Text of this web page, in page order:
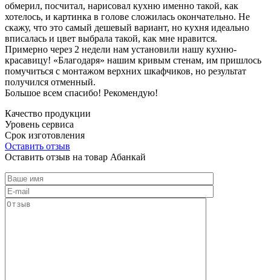
обмерил, посчитал, нарисовал кухню именно такой, как
хотелось, и картинка в голове сложилась окончательно. Не
скажу, что это самый дешевый вариант, но кухня идеально
вписалась и цвет выбрала такой, как мне нравится.
Примерно через 2 недели нам установили нашу кухню-
красавицу! «Благодаря» нашим кривым стенам, им пришлось
помучиться с монтажом верхних шкафчиков, но результат
получился отменный.
Большое всем спасибо! Рекомендую!
Качество продукции
Уровень сервиса
Срок изготовления
Оставить отзыв
Оставить отзыв на товар Абанкай